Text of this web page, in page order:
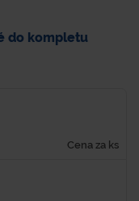
do kompletu
Cena za ks